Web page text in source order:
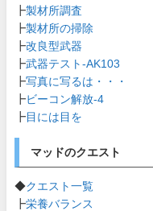
┣製材所調査
┣製材所の掃除
┣改良型武器
┣武器テスト-AK103
┣写真に写るは・・・
┣ビーコン解放-4
┣ 目には目を
マッドのクエスト
◆クエスト一覧
┣栄養バランス